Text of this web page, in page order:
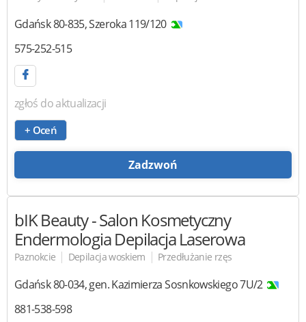
Gdańsk80-835,Szeroka 119/120
575-252-515
zgłoś do aktualizacji
+ Oceń
Zadzwoń
bIK Beauty -Salon Kosmetyczny
Endermologia Depilacja Laserowa
Paznokcie | Depilacja woskiem | Przedłużanie rzęs
Gdańsk80-034,gen. Kazimierza Sosnkowskiego 7U/2
881-538-598